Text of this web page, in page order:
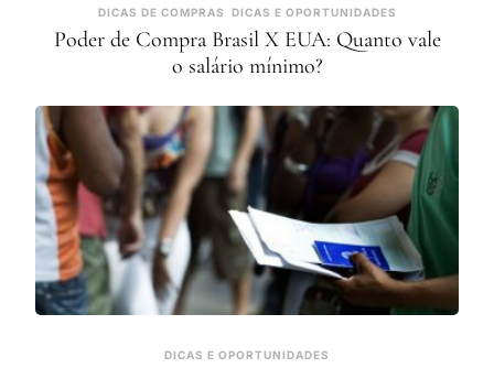
DICAS DE COMPRAS DICAS E OPORTUNIDADES
Poder de Compra Brasil X EUA: Quanto vale
o salário mínimo?
DICAS E OPORTUNIDADES